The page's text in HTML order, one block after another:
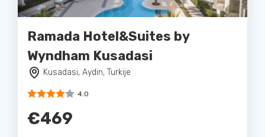
Ramada Hotel&Suites by
Wyndham Kusadasi
Kusadasi, Aydin, Turkije
4.0
€469